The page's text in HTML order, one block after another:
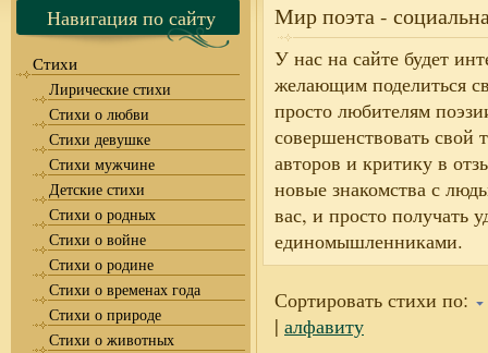
Навигация по сайту
Стихи
Лирические стихи
Стихи о любви
Стихи девушке
Стихи мужчине
Детские стихи
Стихи о родных
Стихи о войне
Стихи о родине
Стихи о временах года
Стихи о природе
Стихи о животных
Мир поэта -
У нас на сайте будет
желающим поделиться
просто любителям
совершенствовать свой
авторов и критику в
новые знакомства с
вас, и просто получать
единомышленниками.
Сортировать стихи по:
| алфавиту